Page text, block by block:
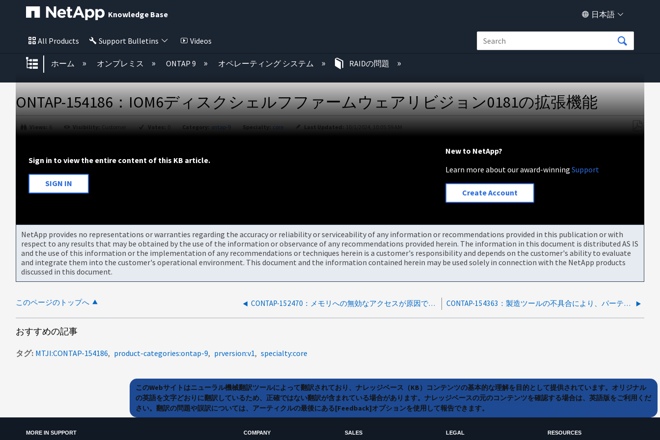
Knowledge Base 日本語
All Products Support Bulletins Videos
グローバル階層を展開/折りたたむ
ホーム オンプレミス ONTAP 9 オペレーティング システム RAIDの問題
ONTAP-154186：IOM6ディスクシェルフファームウェアリビジョン0181の拡張機能
Views: 6 Visibility: Customer Votes: 0 Category: ontap-9 Specialty: core Last Updated: 10/1/2024, 10:05:59 AM
ダ
ー
し
Sign in to view the entire content of this KB article.
SIGN IN
New to NetApp?
Learn more about our award-winningSupport
Create Account
NetApp provides no representations or warranties regarding the accuracy or reliability or serviceability of any information or recommendations provided in this publication or with
respect to any results that may be obtained by the use of the information or observance of any recommendations provided herein. The information in this document is distributed AS IS
and the use of this information or the implementation of any recommendations or techniques herein is a customer's responsibility and depends on the customer's ability to evaluate
and integrate them into the customer's operational environment. This document and the information contained herein may be used solely in connection with the NetApp products
discussed in this document.
このページのトップへ CONTAP-152470：メモリへの無効なアクセスが原因でシステムが停止 CONTAP-154363：製造ツールの不具合により、パーティショニングされたディスクが誤って初期化された物理スペアディスクに変換されることがある
おすすめの記事
タグ MTJI:CONTAP-154186 product-categories:ontap-9 prversion:v1 specialty:core
このWebサイトはニューラル機械翻訳ツールによって翻訳されており、ナレッジベース（KB）コンテンツの基本的な理解を目的として提供されています。オリジナル
の英語を文字どおりに翻訳しているため、正確ではない翻訳が含まれている場合があります。ナレッジベースの元のコンテンツを確認する場合は、英語版をご利用くだ
さい。翻訳の問題や誤訳については、アーティクルの最後にある[Feedback]オプションを使用して報告できます。
MORE IN SUPPORT COMPANY SALES LEGAL RESOURCES